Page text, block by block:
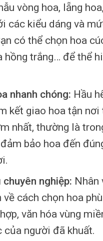
vòng hoa, lẵng
các kiểu dáng và
có thể chọn hoa
hồng trắng… để thể
nhanh chóng: Hầu
kết giao hoa tận nơi
nhất, thường là
bảo hoa đến
chuyên nghiệp: Nhân
về cách chọn hoa
văn hóa vùng
của người đã khuất.